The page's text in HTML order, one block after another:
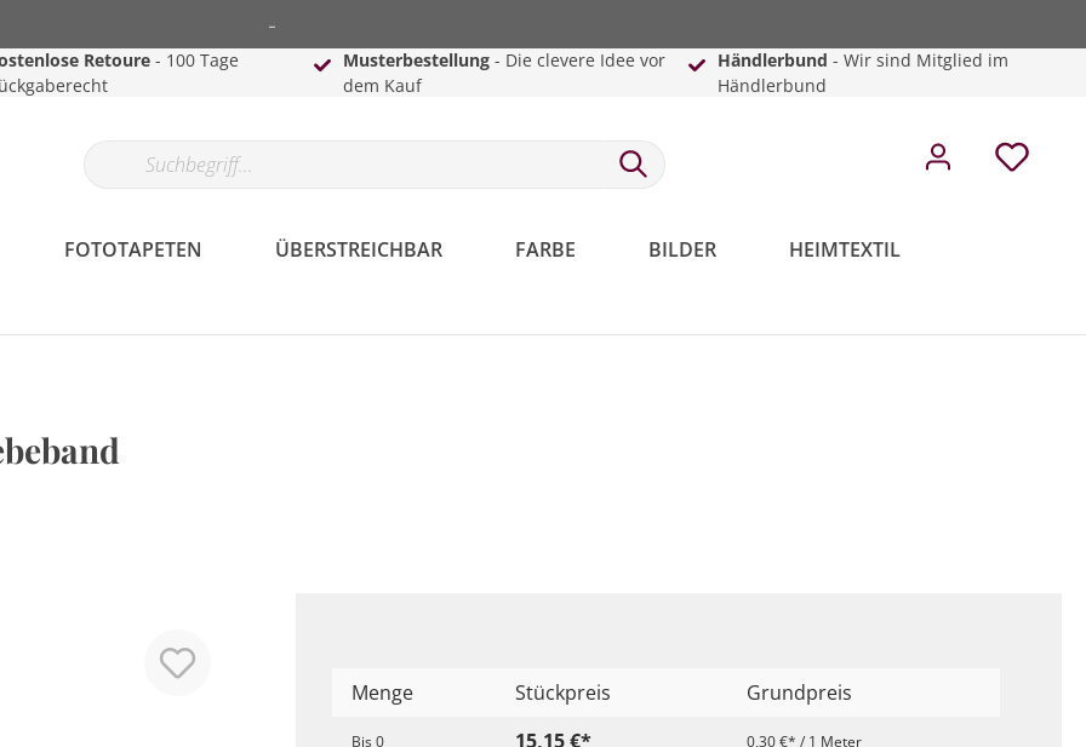
-
Retoure - 100 Tage
Musterbestellung- Die clevere Idee vor
dem Kauf
Händlerbund - Wir sind Mitglied im
Händlerbund
FOTOTAPETEN ÜBERSTREICHBAR FARBE BILDER HEIMTEXTIL
Menge Stückpreis Grundpreis
Bis0 15,15 €* 0,30 €* / 1 Meter